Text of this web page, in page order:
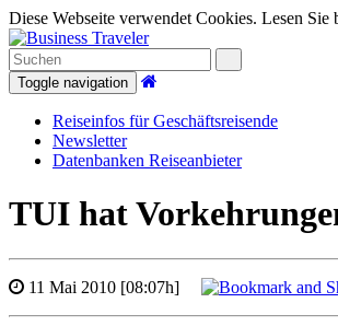
Diese Webseite verwendet Cookies. Lesen
Toggle navigation
Reiseinfos für Geschäftsreisende
Newsletter
Datenbanken Reiseanbieter
TUI hat
11 Mai 2010 [08:07h]